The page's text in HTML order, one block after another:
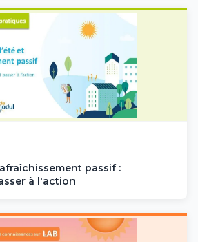
passif :
à l'action